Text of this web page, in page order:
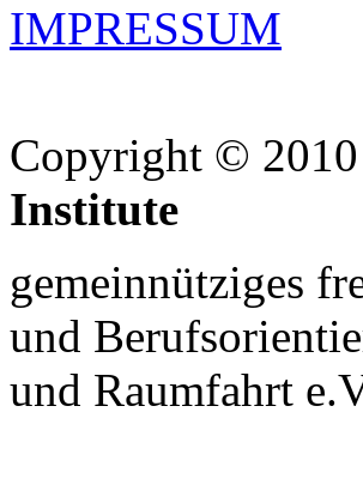
IMPRESSUM
Copyright © 2010
Institute
gemeinnütziges
und
und Raumfahrt